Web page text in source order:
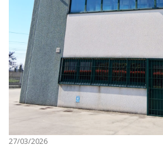
27/03/2026